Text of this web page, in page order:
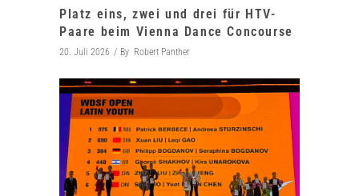
Platz eins, zwei und drei für HTV-
Paare beim Vienna Dance Concourse
20. Juli 2026 By Robert Panther